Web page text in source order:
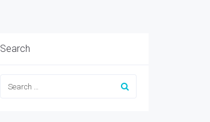
Search